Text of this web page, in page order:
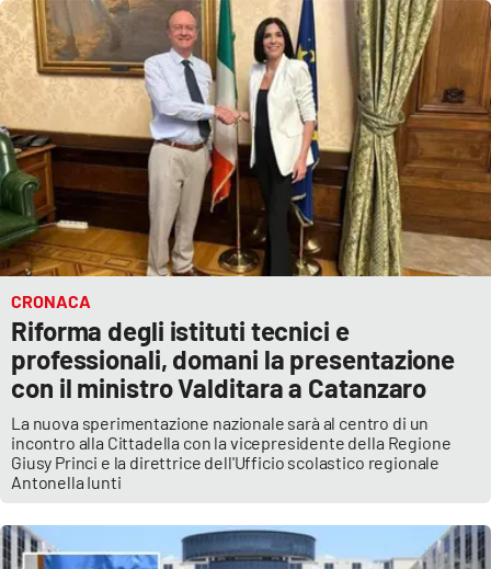
CRONACA
Riforma degli istituti tecnici e
professionali, domani la presentazione
con il ministro Valditara a Catanzaro
La nuova sperimentazione nazionale sarà al centro di un
incontro alla Cittadella con la vicepresidente della Regione
Giusy Princi e la direttrice dell'Ufficio scolastico regionale
Antonella Iunti